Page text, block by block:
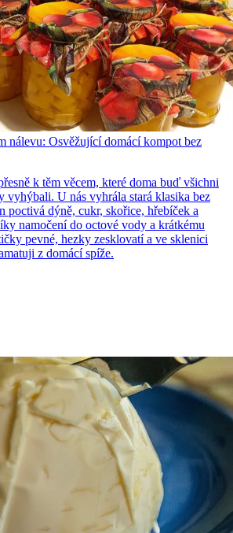
nálevu: Osvěžující domácí kompot bez
k těm věcem, které doma buď všichni
vyhýbali. U nás vyhrála stará klasika bez
poctivá dýně, cukr, skořice, hřebíček a
namočení do octové vody a krátkému
pevné, hezky zesklovatí a ve sklenici
z domácí spíže.